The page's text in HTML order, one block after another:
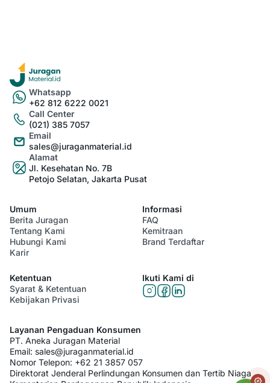
Whatsapp
+62 812 6222 0021
Call Center
(021) 385 7057
Email
sales@juraganmaterial.id
Alamat
Jl. Kesehatan No. 7B
Petojo Selatan, Jakarta Pusat
Umum
Berita Juragan
Tentang Kami
Hubungi Kami
Karir
Informasi
FAQ
Kemitraan
Brand Terdaftar
Ketentuan
Syarat & Ketentuan
Kebijakan Privasi
Ikuti Kami di
Layanan Pengaduan Konsumen
PT. Aneka Juragan Material
Email: sales@juraganmaterial.id
Nomor Telepon: +62 21 3857 057
Direktorat Jenderal Perlindungan Konsumen dan Tertib Niaga